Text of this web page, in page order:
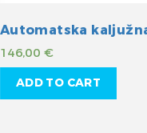
146,00 €
ADD TO CART